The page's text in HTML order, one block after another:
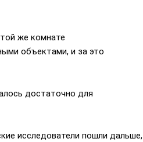
же комнате
объектами, и за это
достаточно для
исследователи пошли дальше,